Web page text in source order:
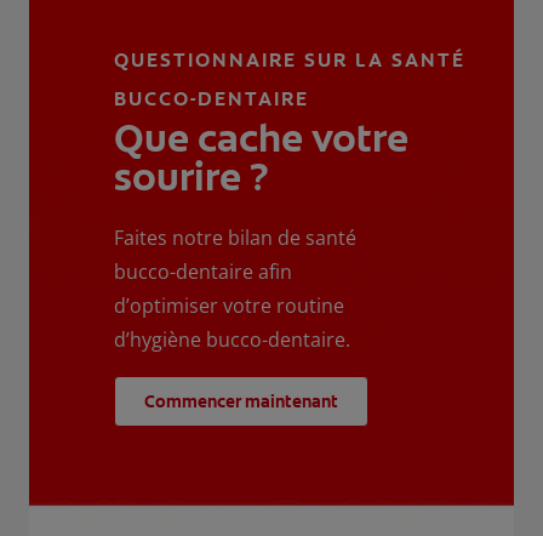
QUESTIONNAIRE SUR LA SANTÉ
BUCCO-DENTAIRE
Que cache votre
sourire ?
Faites notre bilan de santé
bucco-dentaire afin
d’optimiser votre routine
d’hygiène bucco-dentaire.
Commencer maintenant